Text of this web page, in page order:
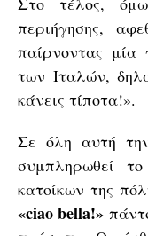
περιήγησης,
παίρνοντας
των Ιταλών,
κάνεις τίποτα!».
Σε όλη αυτή
συμπληρωθεί
κατοίκων της
«ciao bella!»